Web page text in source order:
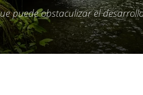
puede obstaculizar el